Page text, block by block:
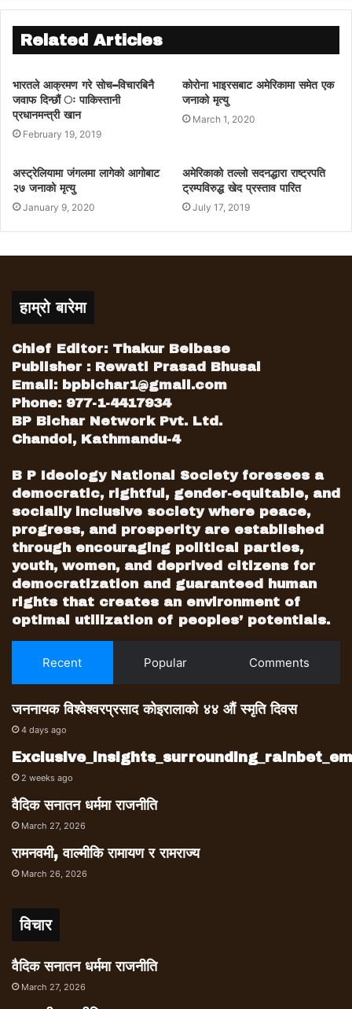
Related Articles
भारतले आक्रमण गरे सोच–विचारबिनै
जवाफ दिन्छौं ः पाकिस्तानी
प्रधानमन्त्री खान
February 19, 2019
कोरोना भाइरसबाट अमेरिकामा समेत एक
जनाको मृत्यु
March 1, 2020
अस्ट्रेलियामा जंगलमा लागेको आगोबाट
२७ जनाको मृत्यु
January 9, 2020
अमेरिकाको तल्लो सदनद्धारा राष्ट्रपति
ट्रम्पविरुद्ध खेद प्रस्ताव पारित
July 17, 2019
हाम्रो बारेमा
Chief Editor: Thakur Belbase
Publisher : Rewati Prasad Bhusal
Email: bpbichar1@gmail.com
Phone: 977-1-4417934
BP Bichar Network Pvt. Ltd.
Chandol, Kathmandu-4
B P Ideology National Society foresees a
democratic, rightful, gender-equitable, and
socially inclusive society where peace,
progress, and prosperity are established
through encouraging political parties,
youth, women, and deprived citizens for
democratization and guaranteed human
rights that creates an environment of
optimal utilization of peoples’ potentials.
Recent Popular Comments
जननायक विश्वेश्वरप्रसाद कोइरालाको ४४ औं स्मृति दिवस
4 days ago
2 weeks ago
वैदिक सनातन धर्ममा राजनीति
March 27, 2026
रामनवमी, वाल्मीकि रामायण र रामराज्य
March 26, 2026
विचार
वैदिक सनातन धर्ममा राजनीति
March 27, 2026